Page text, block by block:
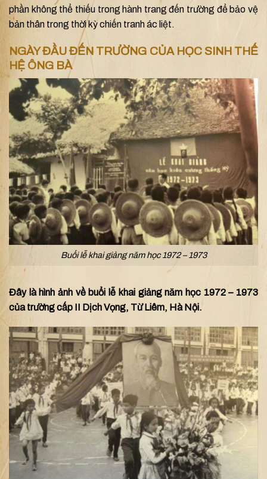
phần không thể thiếu trong hành trang đến trường để bảo vệ
bản thân trong thời kỳ chiến tranh ác liệt.
NGÀY ĐẦU ĐẾN TRƯỜNG CỦA HỌC SINH THẾ
HỆ ÔNG BÀ
Buổi lễ khai giảng năm học 1972 – 1973
Đây là hình ảnh về buổi lễ khai giảng năm học 1972 – 1973
của trường cấp II Dịch Vọng, Từ Liêm, Hà Nội.